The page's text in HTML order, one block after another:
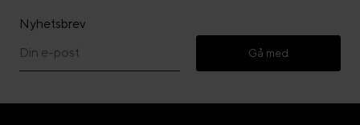
Nyhetsbrev
Gå med